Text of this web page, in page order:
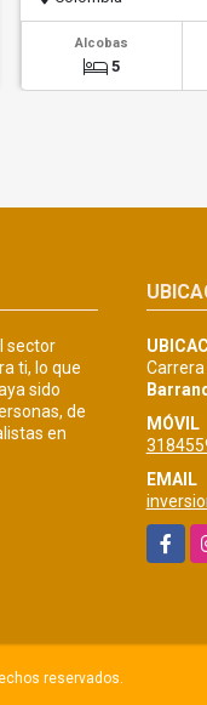
Alcobas
5
sector
ti, lo que
sido
de
en
Carrera
MÓVIL
EMAIL
reservados.